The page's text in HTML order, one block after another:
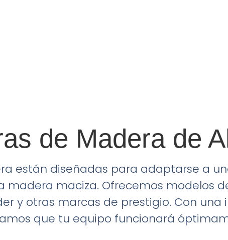
de Madera de
están diseñadas para adaptarse a
maciza. Ofrecemos modelos
y otras marcas de prestigio. Con
que tu equipo funcionará